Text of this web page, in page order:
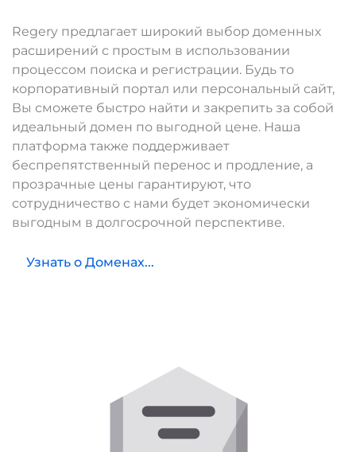
Regery предлагает широкий выбор доменных
расширений с простым в использовании
процессом поиска и регистрации. Будь то
корпоративный портал или персональный сайт,
Вы сможете быстро найти и закрепить за собой
идеальный домен по выгодной цене. Наша
платформа также поддерживает
беспрепятственный перенос и продление, а
прозрачные цены гарантируют, что
сотрудничество с нами будет экономически
выгодным в долгосрочной перспективе.
Узнать о Доменах...